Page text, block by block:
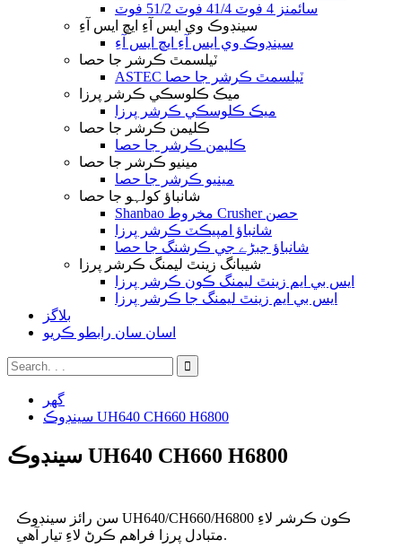
سائمنز 4 فوٽ 41/4 فوٽ 51/2 فوٽ
سينڊوڪ وي ايس آءِ ايڇ ايس آءِ
سينڊوڪ وي ايس آءِ ايڇ ايس آءِ
ٽيلسمٿ ڪرشر جا حصا
ASTEC ٽيلسمٿ ڪرشر جا حصا
ميڪ ڪلوسڪي ڪرشر پرزا
ميڪ ڪلوسڪي ڪرشر پرزا
ڪليمن ڪرشر جا حصا
ڪليمن ڪرشر جا حصا
مينيو ڪرشر جا حصا
مينيو ڪرشر جا حصا
شانباؤ کولہو جا حصا
Shanbao مخروط Crusher حصن
شانباؤ امپيڪٽ ڪرشر پرزا
شانباؤ جبڑے جي ڪرشنگ جا حصا
شيبانگ زينٿ ليمنگ ڪرشر پرزا
ايس بي ايم زينٿ ليمنگ ڪون ڪرشر پرزا
ايس بي ايم زينٿ ليمنگ جا ڪرشر پرزا
بلاگز
اسان سان رابطو ڪريو
گھر
سينڊوڪ UH640 CH660 H6800
سينڊوڪ UH640 CH660 H6800
سن رائز سينڊوڪ UH640/CH660/H6800 ڪون ڪرشر لاءِ
متبادل پرزا فراهم ڪرڻ لاءِ تيار آهي.